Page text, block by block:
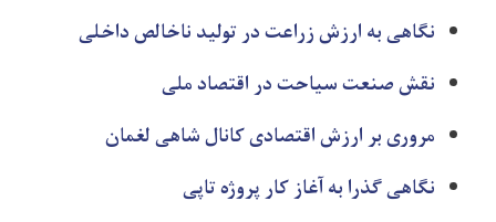
نگاهی به ارزش زراعت در تولید ناخالص داخلی
نقش صنعت سیاحت در اقتصاد ملی
مروری بر ارزش اقتصادی کانال شاهی لغمان
نگاهی گذرا به آغاز کار پروژه تاپی